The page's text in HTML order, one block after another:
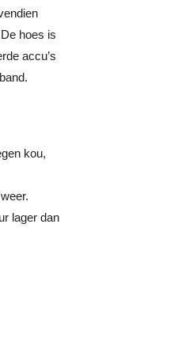
hoes is
accu’s
kou,
lager dan